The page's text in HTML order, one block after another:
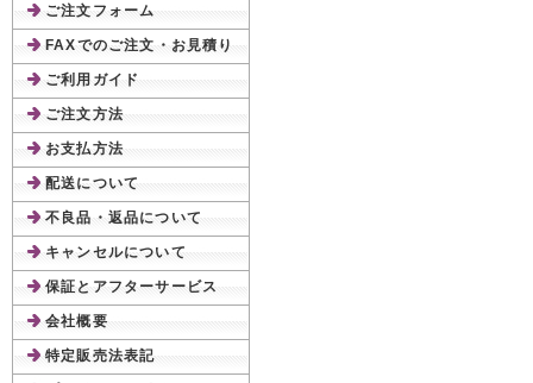
ご注文フォーム
FAXでのご注文・お見積り
ご利用ガイド
ご注文方法
お支払方法
配送について
不良品・返品について
キャンセルについて
保証とアフターサービス
会社概要
特定販売法表記